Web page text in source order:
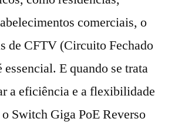
comerciais, o
de CFTV (Circuito Fechado
essencial. E quando se trata
a eficiência e a flexibilidade
Switch Giga PoE Reverso